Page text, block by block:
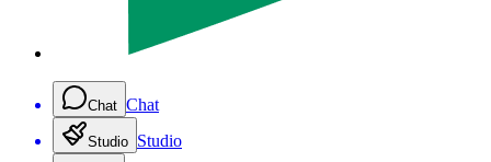
Chat Chat
Studio Studio